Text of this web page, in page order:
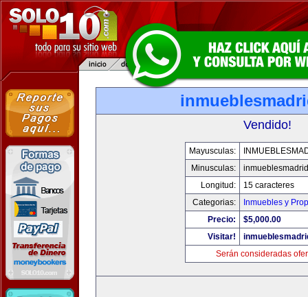
Vendido!
Mayusculas:
Minusculas:
Longitud:
15 caracteres
Categorias:
Inmuebles y
Precio:
$5,000.00
Visitar!
Serán consideradas